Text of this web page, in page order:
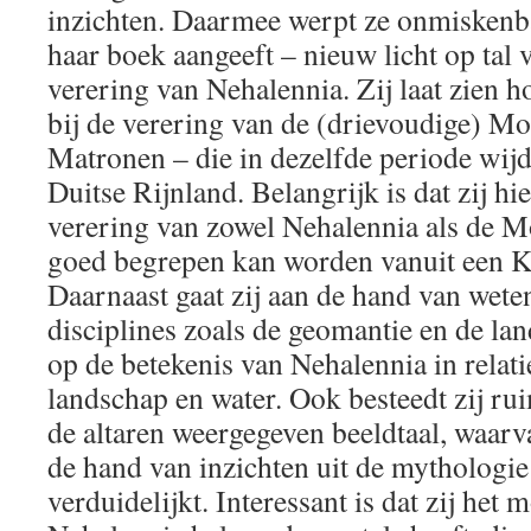
inzichten. Daarmee werpt ze
haar boek aangeeft – nieuw licht op tal
verering van Nehalennia. Zij laat zien
bij de verering van de (drievoudige)
Matronen – die in dezelfde periode
Duitse Rijnland. Belangrijk is dat zij
verering van zowel Nehalennia als de
goed begrepen kan worden vanuit een
Daarnaast gaat zij aan de hand van
disciplines zoals de geomantie en de
op de betekenis van Nehalennia in
landschap en water. Ook besteedt zij
de altaren weergegeven beeldtaal,
de hand van inzichten uit de
verduidelijkt. Interessant is dat zij het